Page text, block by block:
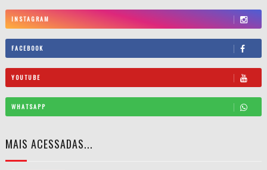
INSTAGRAM
FACEBOOK
YOUTUBE
WHATSAPP
MAIS ACESSADAS...